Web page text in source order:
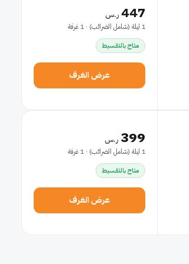
447 ر.س
1 ليلة (شامل الضرائب) · 1 غرفة
متاح بالتقسيط
عرض الغرف
399 ر.س
1 ليلة (شامل الضرائب) · 1 غرفة
متاح بالتقسيط
عرض الغرف